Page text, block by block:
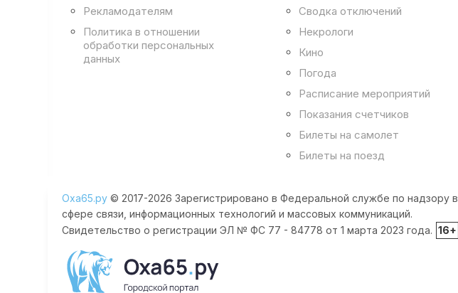
Рекламодателям
Политика в отношении
обработки персональных
данных
Сводка отключений
Некрологи
Кино
Погода
Расписание мероприятий
Показания счетчиков
Билеты на самолет
Билеты на поезд
Оха65.ру © 2017-2026 Зарегистрировано в Федеральной службе по надзору в
сфере связи, информационных технологий и массовых коммуникаций.
Свидетельство о регистрации ЭЛ № ФС 77 - 84778 от 1 марта 2023 года. 16+